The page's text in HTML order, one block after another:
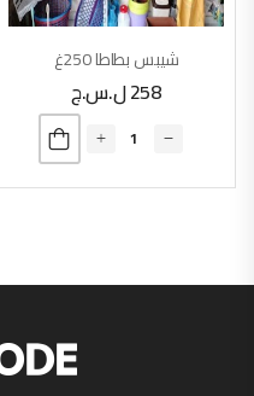
شيبس بطاطا 250غ
258ل.س.ج